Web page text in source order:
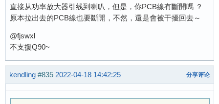
直接从功率放大器引线到喇叭，但是，你PCB線有斷開嗎 ？
原本拉出去的PCB線也要斷開，不然，還是會被干擾回去～
@fjswxl
不支援Q90~
kendling #835 2022-04-18 14:42:25 分享评论